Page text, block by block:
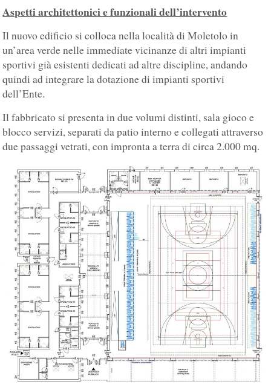
Aspetti architettonici e funzionali dell’intervento
Il nuovo edificio si colloca nella località di Moletolo in
un’area verde nelle immediate vicinanze di altri impianti
sportivi già esistenti dedicati ad altre discipline, andando
quindi ad integrare la dotazione di impianti sportivi
dell’Ente.
Il fabbricato si presenta in due volumi distinti, sala gioco e
blocco servizi, separati da patio interno e collegati attraverso
due passaggi vetrati, con impronta a terra di circa 2.000 mq.